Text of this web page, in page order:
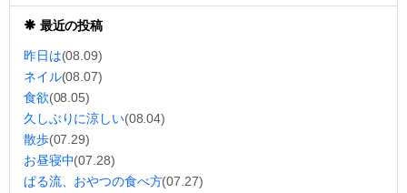
最近の投稿
昨日は(08.09)
ネイル(08.07)
食欲(08.05)
久しぶりに涼しい(08.04)
散歩(07.29)
お昼寝中(07.28)
ぱる流、おやつの食べ方(07.27)